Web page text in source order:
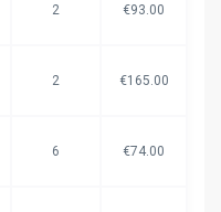
2 €93.00
2 €165.00
6 €74.00